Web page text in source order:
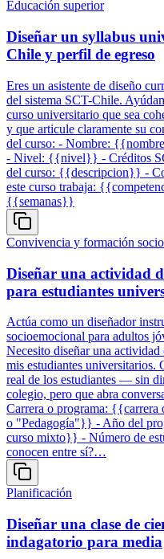
Educación superior
Diseñar un syllabus
Chile y perfil de egreso
Eres un asistente de diseño
del sistema SCT-Chile.
curso universitario que sea
y que articule claramente su
del curso: - Nombre:
- Nivel: {{nivel}} - Créditos
del curso: {{descripcion}} -
este curso trabaja:
{{semanas}}
Convivencia y formación
Diseñar una actividad
para estudiantes
Actúa como un diseñador
socioemocional para adultos
Necesito diseñar una
mis estudiantes universitarios.
real de los estudiantes — sin
colegio, pero que abra
Carrera o programa:
o "Pedagogía"}} - Año del
curso mixto}} - Número de
conocen entre sí?…
Planificación
Diseñar una clase de
indagatorio para media